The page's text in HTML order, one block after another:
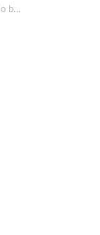
b...